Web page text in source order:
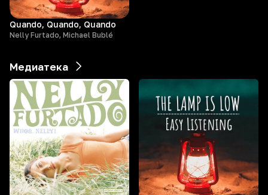
Quando, Quando, Quando
Nelly Furtado, Michael Bublé
Медиатека